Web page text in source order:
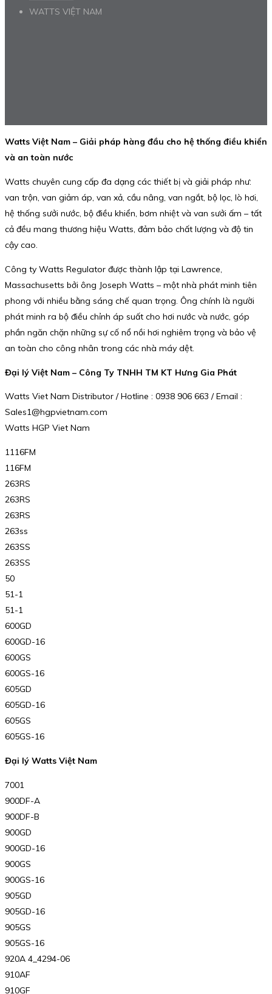
WATTS VIỆT NAM
Watts Việt Nam – Giải pháp hàng đầu cho hệ thống điều khiển
và an toàn nước
Watts chuyên cung cấp đa dạng các thiết bị và giải pháp như:
van trộn, van giảm áp, van xả, cầu nâng, van ngắt, bộ lọc, lò hơi,
hệ thống sưởi nước, bộ điều khiển, bơm nhiệt và van sưởi ấm – tất
cả đều mang thương hiệu Watts, đảm bảo chất lượng và độ tin
cậy cao.
Công ty Watts Regulator được thành lập tại Lawrence,
Massachusetts bởi ông Joseph Watts – một nhà phát minh tiên
phong với nhiều bằng sáng chế quan trọng. Ông chính là người
phát minh ra bộ điều chỉnh áp suất cho hơi nước và nước, góp
phần ngăn chặn những sự cố nổ nồi hơi nghiêm trọng và bảo vệ
an toàn cho công nhân trong các nhà máy dệt.
Đại lý Việt Nam – Công Ty TNHH TM KT Hưng Gia Phát
Watts Viet Nam Distributor / Hotline : 0938 906 663 / Email :
Sales1@hgpvietnam.com
Watts HGP Viet Nam
1116FM
116FM
263RS
263RS
263RS
263ss
263SS
263SS
50
51-1
51-1
600GD
600GD-16
600GS
600GS-16
605GD
605GD-16
605GS
605GS-16
Đại lý Watts Việt Nam
7001
900DF-A
900DF-B
900GD
900GD-16
900GS
900GS-16
905GD
905GD-16
905GS
905GS-16
920A 4_4294-06
910AF
910GF